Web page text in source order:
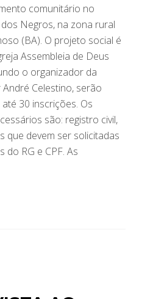
comunitário no
Negros, na zona rural
(BA). O projeto social é
Assembleia de Deus
o organizador da
Celestino, serão
30 inscrições. Os
são: registro civil,
que devem ser solicitadas
do RG e CPF. As